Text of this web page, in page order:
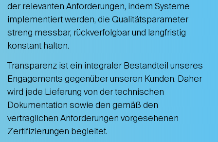
der relevanten Anforderungen, indem Systeme
implementiert werden, die Qualitätsparameter
streng messbar, rückverfolgbar und langfristig
konstant halten.
Transparenz ist ein integraler Bestandteil unseres
Engagements gegenüber unseren Kunden. Daher
wird jede Lieferung von der technischen
Dokumentation sowie den gemäß den
vertraglichen Anforderungen vorgesehenen
Zertifizierungen begleitet.